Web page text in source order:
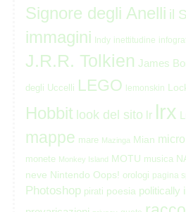
Signore degli Anelli il
immagini Indy inettitudine
J.R.R. Tolkien James
degli Uccelli LEGO lemonskin
Hobbit look del sito lr lrx
mappe mare Mazinga Mian micro
monete Monkey Island MOTU musica
neve Nintendo Oops! orologi pagina
Photoshop pirati poesia politically